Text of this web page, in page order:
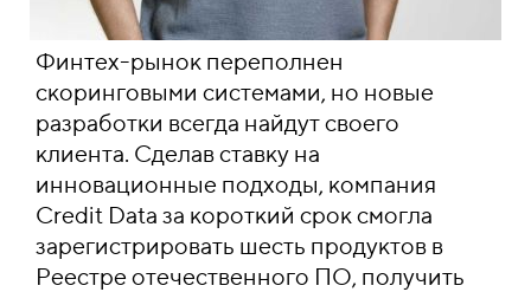
Финтех-рынок переполнен
скоринговыми системами, но новые
разработки всегда найдут своего
клиента. Сделав ставку на
инновационные подходы, компания
Credit Data за короткий срок смогла
зарегистрировать шесть продуктов в
Реестре отечественного ПО, получить